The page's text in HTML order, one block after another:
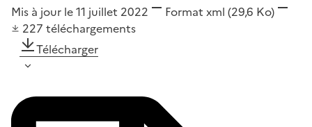
Mis à jour le 11 juillet 2022 Format xml (29,6 Ko)
227 téléchargements
Télécharger